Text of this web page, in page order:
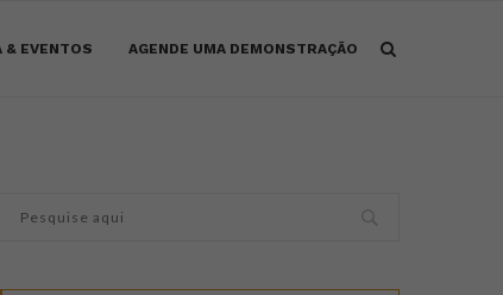
& EVENTOS AGENDE UMA DEMONSTRAÇÃO